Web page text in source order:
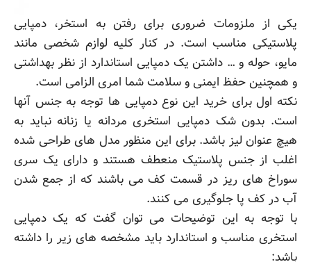
یکی از ملزومات ضروری برای رفتن به استخر، دمپایی
پلاستیکی مناسب است. در کنار کلیه لوازم شخصی مانند
مایو، حوله و … داشتن یک دمپایی استاندارد از نظر بهداشتی
و همچنین حفظ ایمنی و سلامت شما امری الزامی است.
نکته اول برای خرید این نوع دمپایی ها توجه به جنس آنها
است. بدون شک دمپایی استخری مردانه یا زنانه نباید به
هیچ عنوان لیز باشد. برای این منظور مدل های طراحی شده
اغلب از جنس پلاستیک منعطف هستند و دارای یک سری
سوراخ های ریز در قسمت کف می باشند که از جمع شدن
آب در کف پا جلوگیری می کنند.
با توجه به این توضیحات می توان گفت که یک دمپایی
استخری مناسب و استاندارد باید مشخصه های زیر را داشته
باشد: